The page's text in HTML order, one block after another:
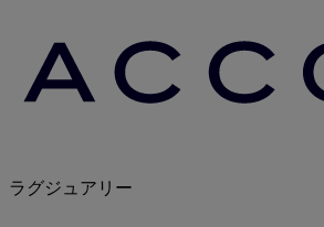
ラグジュアリー